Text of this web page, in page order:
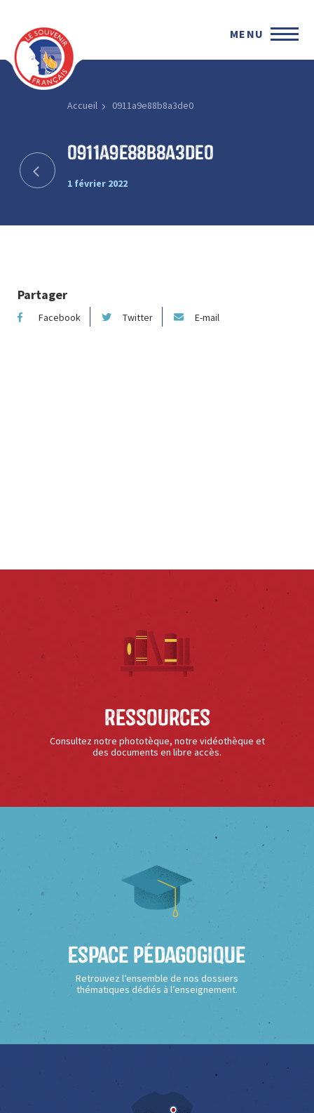
MENU
Accueil 0911a9e88b8a3de0
0911a9e88b8a3de0
1 février 2022
Partager
Facebook Twitter E-mail
Ressources
Consultez notre phototèque, notre vidéothèque et
des documents en libre accès.
Espace Pédagogique
Retrouvez l’ensemble de nos dossiers
thématiques dédiés à l’enseignement.